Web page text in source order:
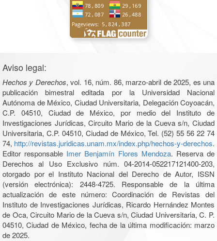
Aviso legal:
Hechos y Derechos, vol. 16, núm. 86, marzo-abril de 2025, es una
publicación bimestral editada por la Universidad Nacional
Autónoma de México, Ciudad Universitaria, Delegación Coyoacán,
C.P. 04510, Ciudad de México, por medio del Instituto de
Investigaciones Jurídicas, Circuito Mario de la Cueva s/n, Ciudad
Universitaria, C.P. 04510, Ciudad de México, Tel. (52) 55 56 22 74
74, http://revistas.juridicas.unam.mx/index.php/hechos-y-derechos.
Editor responsable Imer Benjamín Flores Mendoza. Reserva de
Derechos al Uso Exclusivo núm. 04-2014-052217121400-203,
otorgado por el Instituto Nacional del Derecho de Autor, ISSN
(versión electrónica): 2448-4725. Responsable de la última
actualización de este número: Coordinación de Revistas del
Instituto de Investigaciones Jurídicas, Ricardo Hernández Montes
de Oca, Circuito Mario de la Cueva s/n, Ciudad Universitaria, C. P.
04510, Ciudad de México, fecha de la última modificación: marzo
de 2025.